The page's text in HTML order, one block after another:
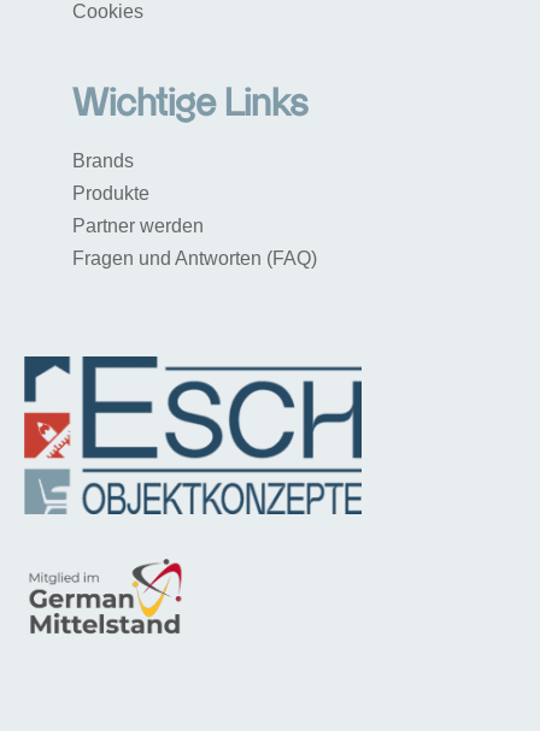
Cookies
Wichtige Links
Brands
Produkte
Partner werden
Fragen und Antworten (FAQ)